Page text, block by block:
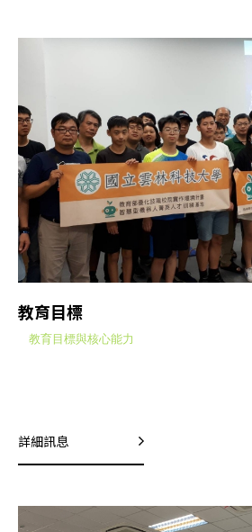
教育目標
教育目標與核心能力
詳細訊息